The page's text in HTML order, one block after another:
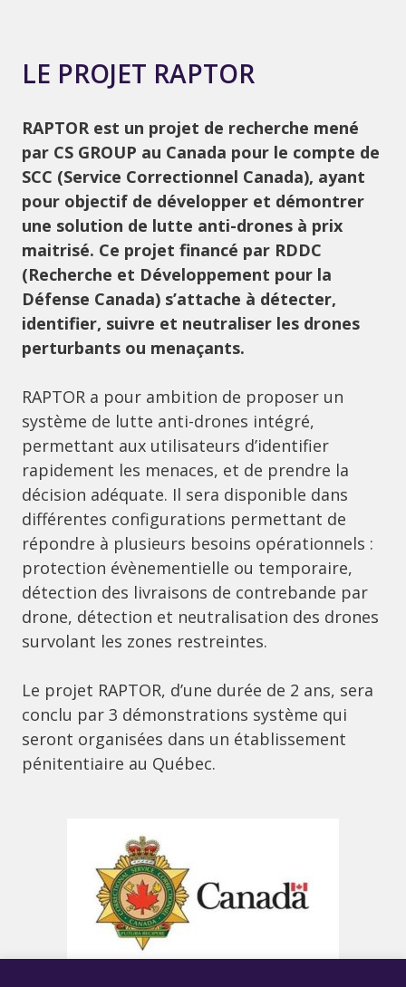
LE PROJET RAPTOR
RAPTOR est un projet de recherche mené
par CS GROUP au Canada pour le compte de
SCC (Service Correctionnel Canada), ayant
pour objectif de développer et démontrer
une solution de lutte anti-drones à prix
maitrisé. Ce projet financé par RDDC
(Recherche et Développement pour la
Défense Canada) s’attache à détecter,
identifier, suivre et neutraliser les drones
perturbants ou menaçants.
RAPTOR a pour ambition de proposer un
système de lutte anti-drones intégré,
permettant aux utilisateurs d’identifier
rapidement les menaces, et de prendre la
décision adéquate. Il sera disponible dans
différentes configurations permettant de
répondre à plusieurs besoins opérationnels :
protection évènementielle ou temporaire,
détection des livraisons de contrebande par
drone, détection et neutralisation des drones
survolant les zones restreintes.
Le projet RAPTOR, d’une durée de 2 ans, sera
conclu par 3 démonstrations système qui
seront organisées dans un établissement
pénitentiaire au Québec.